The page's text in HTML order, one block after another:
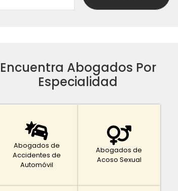
Encuentra Abogados Por
Especialidad
Abogados de
Accidentes de
Automóvil
Abogados de
Acoso Sexual